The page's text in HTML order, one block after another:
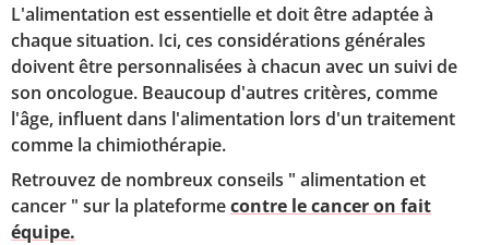
L'alimentation est essentielle et doit être adaptée à
chaque situation. Ici, ces considérations générales
doivent être personnalisées à chacun avec un suivi de
son oncologue. Beaucoup d'autres critères, comme
l'âge, influent dans l'alimentation lors d'un traitement
comme la chimiothérapie.
Retrouvez de nombreux conseils " alimentation et
cancer " sur la plateformecontre le cancer on fait
équipe.